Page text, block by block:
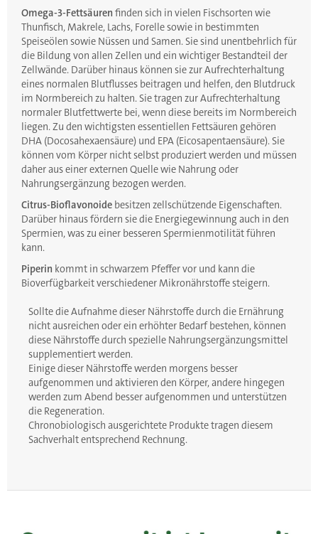
Omega-3-Fettsäuren finden sich in vielen Fischsorten wie
Thunfisch, Makrele, Lachs, Forelle sowie in bestimmten
Speiseölen sowie Nüssen und Samen. Sie sind unentbehrlich für
die Bildung von allen Zellen und ein wichtiger Bestandteil der
Zellwände. Darüber hinaus können sie zur Aufrechterhaltung
eines normalen Blutflusses beitragen und helfen, den Blutdruck
im Normbereich zu halten. Sie tragen zur Aufrechterhaltung
normaler Blutfettwerte bei, wenn diese bereits im Normbereich
liegen. Zu den wichtigsten essentiellen Fettsäuren gehören
DHA (Docosahexaensäure) und EPA (Eicosapentaensäure). Sie
können vom Körper nicht selbst produziert werden und müssen
daher aus einer externen Quelle wie Nahrung oder
Nahrungsergänzung bezogen werden.
Citrus-Bioflavonoide besitzen zellschützende Eigenschaften.
Darüber hinaus fördern sie die Energiegewinnung auch in den
Spermien, was zu einer besseren Spermienmotilität führen
kann.
Piperin kommt in schwarzem Pfeffer vor und kann die
Bioverfügbarkeit verschiedener Mikronährstoffe steigern.
Sollte die Aufnahme dieser Nährstoffe durch die Ernährung
nicht ausreichen oder ein erhöhter Bedarf bestehen, können
diese Nährstoffe durch spezielle Nahrungsergänzungsmittel
supplementiert werden.
Einige dieser Nährstoffe werden morgens besser
aufgenommen und aktivieren den Körper, andere hingegen
werden zum Abend besser aufgenommen und unterstützen
die Regeneration.
Chronobiologisch ausgerichtete Produkte tragen diesem
Sachverhalt entsprechend Rechnung.